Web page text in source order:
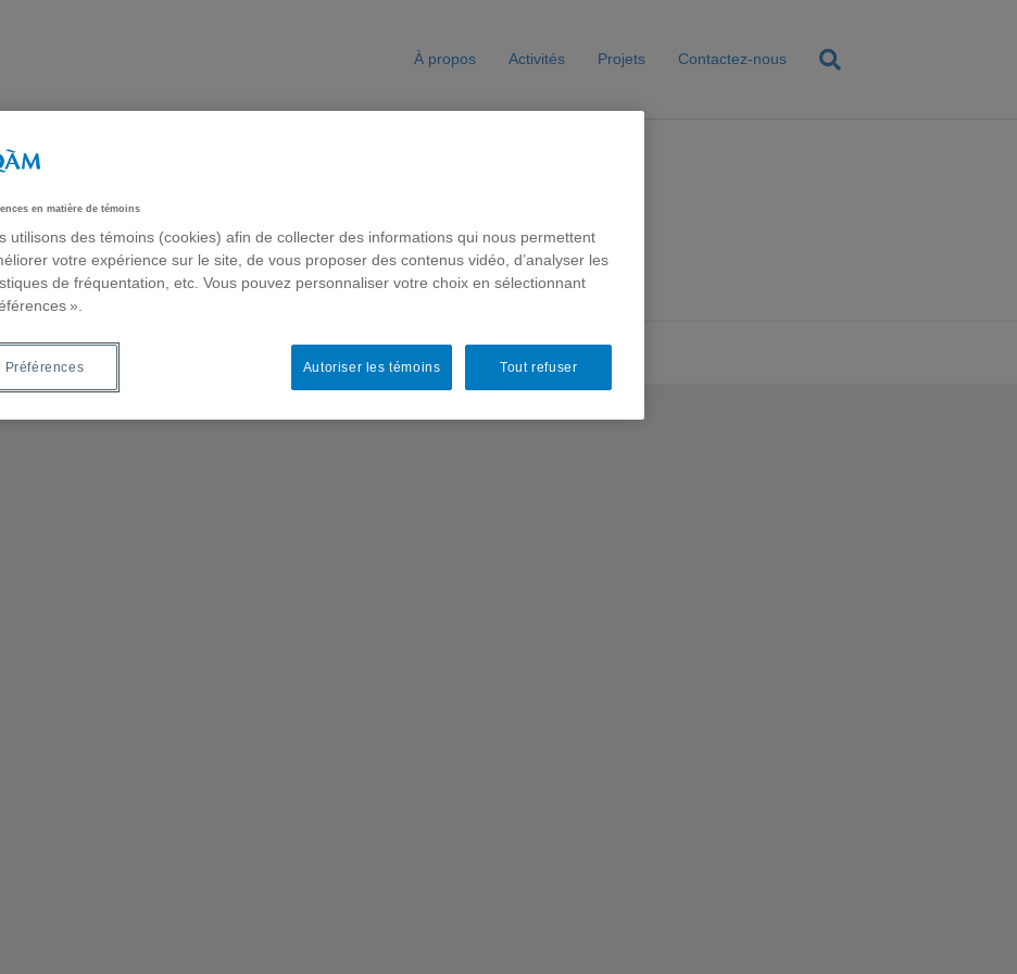
À propos Activités Projets Contactez-nous
en matière de témoins
utilisons des témoins (cookies) afin de collecter des informations qui nous permettent
votre expérience sur le site, de vous proposer des contenus vidéo, d’analyser les
de fréquentation, etc. Vous pouvez personnaliser votre choix en sélectionnant
».
Tout refuser
Autoriser les témoins
Préférences